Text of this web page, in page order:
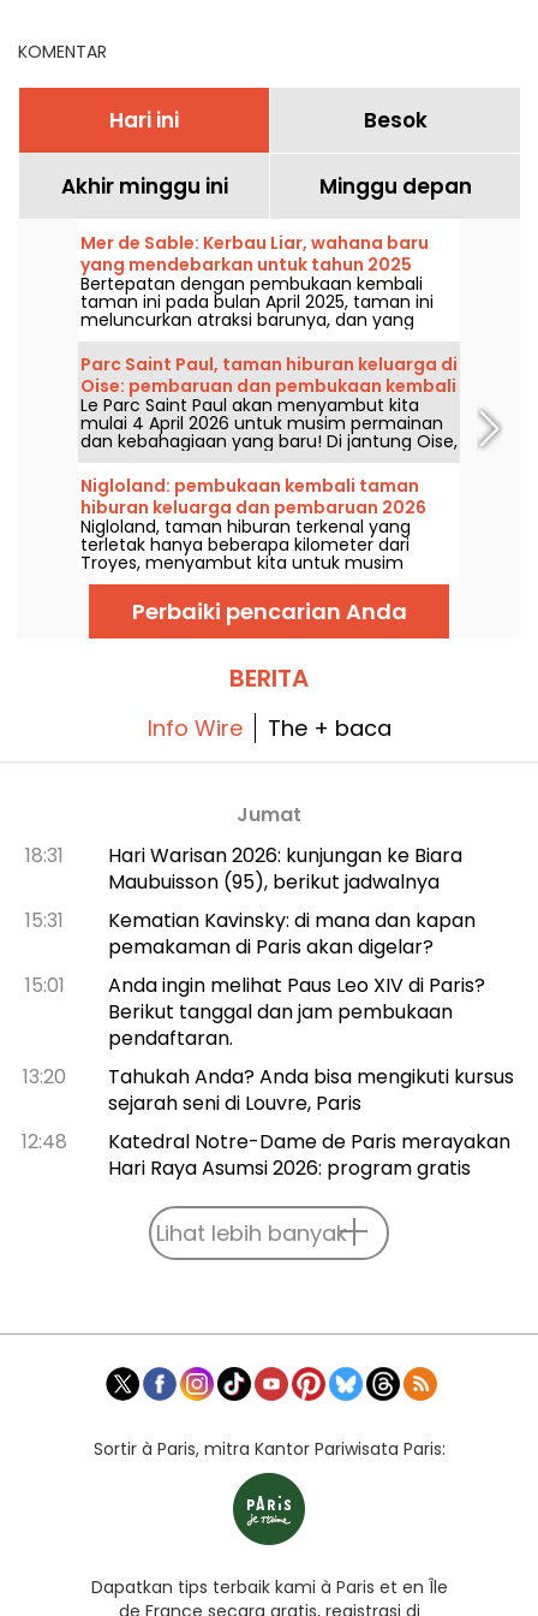
KOMENTAR
Hari ini Besok
Akhir minggu ini Minggu depan
Mer de Sable: Kerbau Liar, wahana baru
yang mendebarkan untuk tahun 2025
Bertepatan dengan pembukaan kembali
taman ini pada bulan April 2025, taman ini
meluncurkan atraksi barunya, dan yang
paling tidak bisa Anda katakan adalah Anda
harus berpegang teguh pada hal ini!
Parc Saint Paul, taman hiburan keluarga di
Oise: pembaruan dan pembukaan kembali
2026
Le Parc Saint Paul akan menyambut kita
mulai 4 April 2026 untuk musim permainan
dan kebahagiaan yang baru! Di jantung Oise,
datanglah untuk menjelajahi taman hiburan
yang menawan ini dalam bingkai alamnya
yang autentik. Taman yang sepenuhnya
ramah keluarga ini siap untuk dikunjungi
secepat mungkin.
Nigloland: pembukaan kembali taman
hiburan keluarga dan pembaruan 2026
Nigloland, taman hiburan terkenal yang
terletak hanya beberapa kilometer dari
Troyes, menyambut kita untuk musim
barunya, yang berlangsung dari Sabtu, 4
April hingga 11 November 2026.
Perbaiki pencarian Anda
BERITA
Info Wire The + baca
Jumat
18:31
Hari Warisan 2026: kunjungan ke Biara
Maubuisson (95), berikut jadwalnya
15:31
Kematian Kavinsky: di mana dan kapan
pemakaman di Paris akan digelar?
15:01
Anda ingin melihat Paus Leo XIV di Paris?
Berikut tanggal dan jam pembukaan
pendaftaran.
13:20
Tahukah Anda? Anda bisa mengikuti kursus
sejarah seni di Louvre, Paris
12:48
Katedral Notre-Dame de Paris merayakan
Hari Raya Asumsi 2026: program gratis
Lihat lebih banyak
Sortir à Paris, mitra Kantor Pariwisata Paris:
Dapatkan tips terbaik kami à Paris et en Île
de France secara gratis, registrasi di